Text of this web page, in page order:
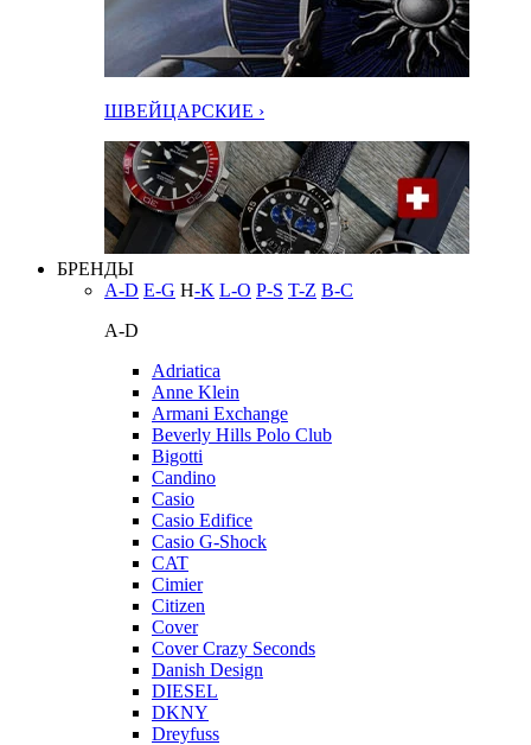
ШВЕЙЦАРСКИЕ ›
БРЕНДЫ
A-D E-G H-K L-O P-S T-Z В-С
A-D
Adriatica
Anne Klein
Armani Exchange
Beverly Hills Polo Club
Bigotti
Candino
Casio
Casio Edifice
Casio G-Shock
CAT
Cimier
Citizen
Cover
Cover Crazy Seconds
Danish Design
DIESEL
DKNY
Dreyfuss